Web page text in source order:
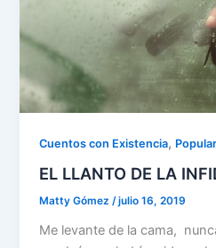
Cuentos con Existencia, Popular
EL LLANTO DE LA
Matty Gómez/julio 16, 2019
Me levante de la cama,